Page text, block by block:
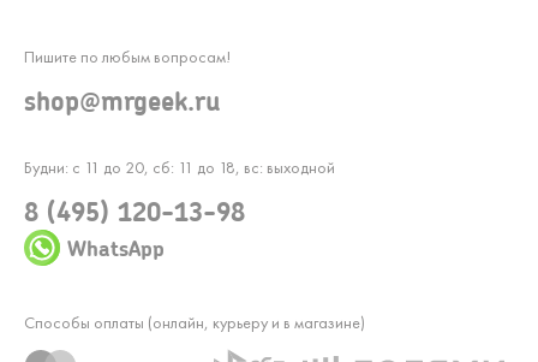
Будни: с 11 до 20, сб: 11 до 18, вс: выходной
8 (495) 120-13-98
WhatsApp
Пишите по любым вопросам!
shop@mrgeek.ru
Способы оплаты (онлайн, курьеру и в магазине)